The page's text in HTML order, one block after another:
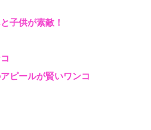
子供が素敵！
ピールが賢いワンコ